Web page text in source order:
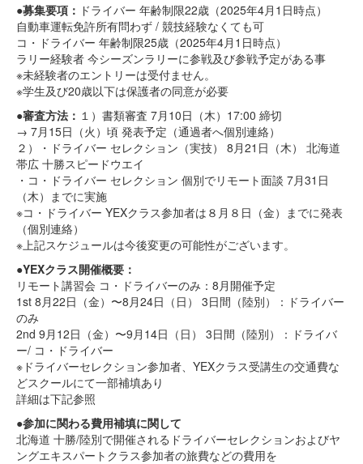
●募集要項： ドライバー 年齢制限22歳（2025年4月1日時点）
自動車運転免許所有問わず / 競技経験なくても可
コ・ドライバー 年齢制限25歳（2025年4月1日時点）
ラリー経験者 今シーズンラリーに参戦及び参戦予定がある事
※未経験者のエントリーは受付ません。
※学生及び20歳以下は保護者の同意が必要
●審査方法： １）書類審査 7月10日（木）17:00 締切
→ 7月15日（火）頃 発表予定（通過者へ個別連絡）
２）・ドライバー セレクション（実技） 8月21日（木） 北海道
帯広 十勝スピードウエイ
・コ・ドライバー セレクション 個別でリモート面談 7月31日
（木）までに実施
※コ・ドライバー YEXクラス参加者は８月８日（金）までに発表
（個別連絡）
※上記スケジュールは今後変更の可能性がございます。
●YEXクラス開催概要：
リモート講習会 コ・ドライバーのみ：8月開催予定
1st 8月22日（金）〜8月24日（日） 3日間（陸別）：ドライバー
のみ
2nd 9月12日（金）〜9月14日（日） 3日間（陸別）：ドライバ
ー/ コ・ドライバー
※ドライバーセレクション参加者、YEXクラス受講生の交通費な
どスクールにて一部補填あり
詳細は下記参照
●参加に関わる費用補填に関して
北海道 十勝/陸別で開催されるドライバーセレクションおよびヤ
ングエキスパートクラス参加者の旅費などの費用を